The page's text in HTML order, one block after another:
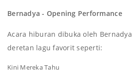
Bernadya - Opening Performance
Acara hiburan dibuka oleh
deretan lagu favorit seperti:
Kini Mereka Tahu